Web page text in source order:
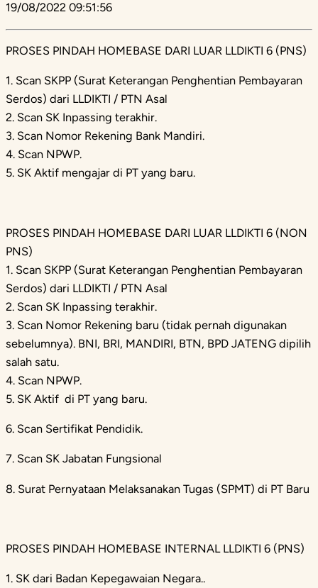
19/08/2022 09:51:56
PROSES PINDAH HOMEBASE DARI LUAR LLDIKTI 6 (PNS)
1. Scan SKPP (Surat Keterangan Penghentian Pembayaran
Serdos) dari LLDIKTI / PTN Asal
2. Scan SK Inpassing terakhir.
3. Scan Nomor Rekening Bank Mandiri.
4. Scan NPWP.
5. SK Aktif mengajar di PT yang baru.
PROSES PINDAH HOMEBASE DARI LUAR LLDIKTI 6 (NON
PNS)
1. Scan SKPP (Surat Keterangan Penghentian Pembayaran
Serdos) dari LLDIKTI / PTN Asal
2. Scan SK Inpassing terakhir.
3. Scan Nomor Rekening baru (tidak pernah digunakan
sebelumnya). BNI, BRI, MANDIRI, BTN, BPD JATENG dipilih
salah satu.
4. Scan NPWP.
5. SK Aktif di PT yang baru.
6. Scan Sertifikat Pendidik.
7. Scan SK Jabatan Fungsional
8. Surat Pernyataan Melaksanakan Tugas (SPMT) di PT Baru
PROSES PINDAH HOMEBASE INTERNAL LLDIKTI 6 (PNS)
1. SK dari Badan Kepegawaian Negara..